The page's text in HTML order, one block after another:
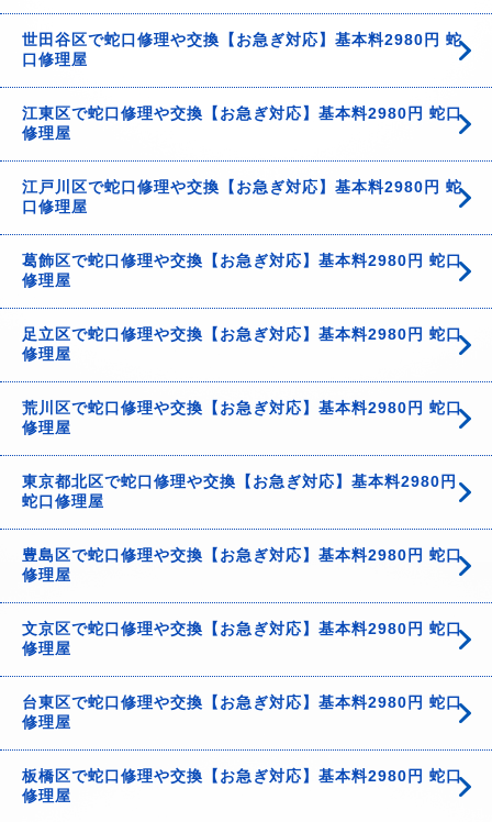
世田谷区で蛇口修理や交換【お急ぎ対応】基本料2980円 蛇
口修理屋
江東区で蛇口修理や交換【お急ぎ対応】基本料2980円 蛇口
修理屋
江戸川区で蛇口修理や交換【お急ぎ対応】基本料2980円 蛇
口修理屋
葛飾区で蛇口修理や交換【お急ぎ対応】基本料2980円 蛇口
修理屋
足立区で蛇口修理や交換【お急ぎ対応】基本料2980円 蛇口
修理屋
荒川区で蛇口修理や交換【お急ぎ対応】基本料2980円 蛇口
修理屋
東京都北区で蛇口修理や交換【お急ぎ対応】基本料2980円
蛇口修理屋
豊島区で蛇口修理や交換【お急ぎ対応】基本料2980円 蛇口
修理屋
文京区で蛇口修理や交換【お急ぎ対応】基本料2980円 蛇口
修理屋
台東区で蛇口修理や交換【お急ぎ対応】基本料2980円 蛇口
修理屋
板橋区で蛇口修理や交換【お急ぎ対応】基本料2980円 蛇口
修理屋